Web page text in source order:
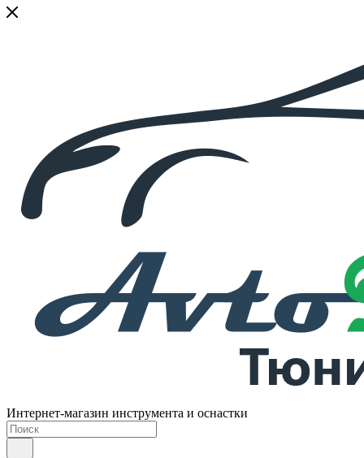
Интернет-магазин инструмента и оснастки